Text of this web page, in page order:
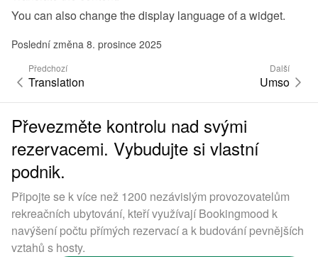
You can also change the display language of a widget.
Poslední změna 8. prosince 2025
Předchozí
Translation
Další
Umso
Převezměte kontrolu nad svými
rezervacemi. Vybudujte si vlastní
podnik.
Připojte se k více než 1200 nezávislým provozovatelům
rekreačních ubytování, kteří využívají Bookingmood k
navýšení počtu přímých rezervací a k budování pevnějších
vztahů s hosty.